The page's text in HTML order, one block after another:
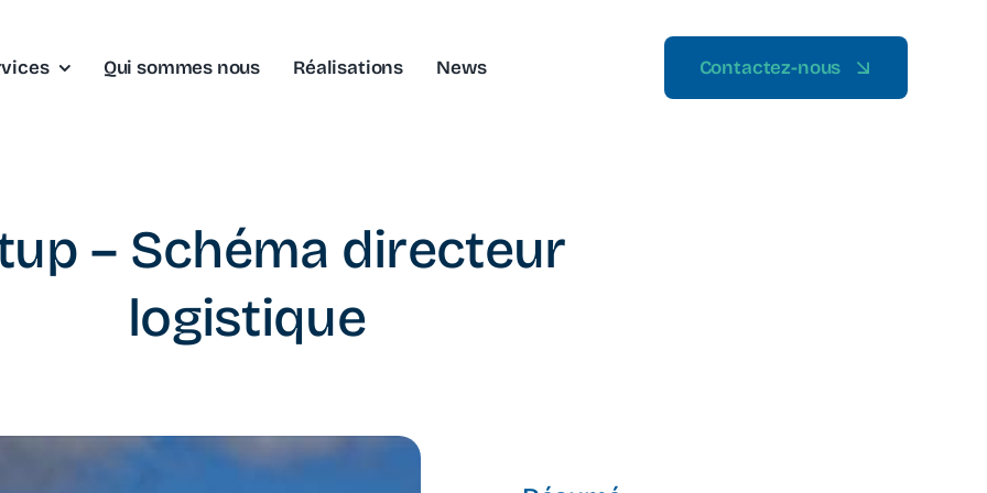
Qui sommes nous Réalisations News Contactez-nous
– Schéma directeur
logistique